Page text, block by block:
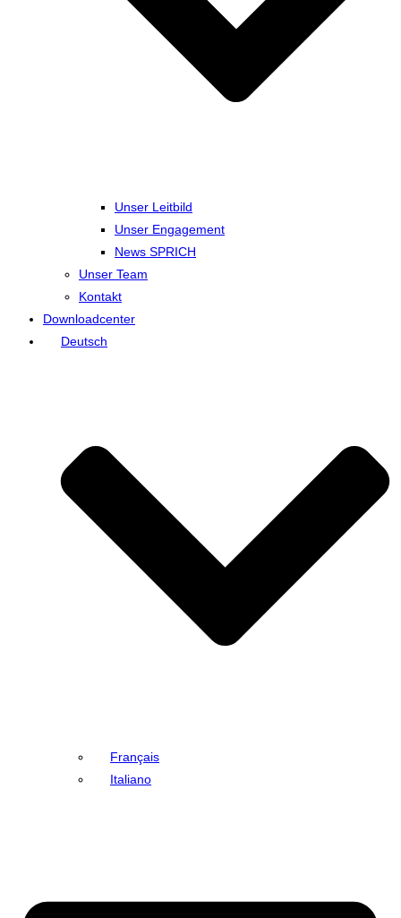
Unser Leitbild
Unser Engagement
News SPRICH
Unser Team
Kontakt
Downloadcenter
Deutsch
Français
Italiano